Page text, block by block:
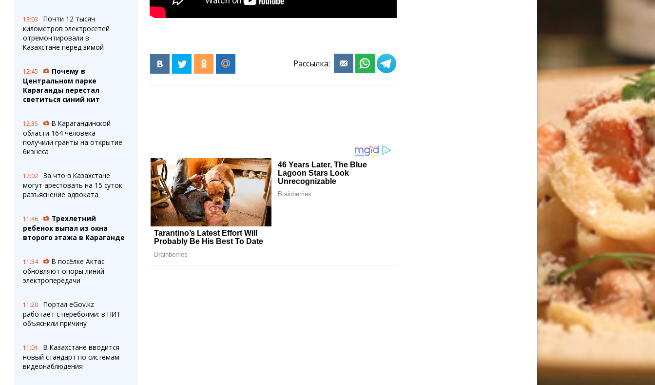
13:03
Почти 12 тысяч
километров электросетей
отремонтировали в
Казахстане перед зимой
12:45
Почему в
Центральном парке
Караганды перестал
светиться синий кит
12:35
В Карагандинской
области 164 человека
получили гранты на открытие
бизнеса
12:02
За что в Казахстане
могут арестовать на 15 суток:
разъяснение адвоката
11:46
Трехлетний
ребенок выпал из окна
второго этажа в Караганде
11:34
В посёлке Актас
обновляют опоры линий
электропередачи
11:20
Портал eGov.kz
работает с перебоями: в НИТ
объяснили причину
11:01
В Казахстане вводится
новый стандарт по системам
видеонаблюдения
Рассылка: